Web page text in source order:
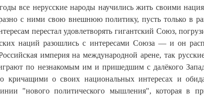
все нерусские народы научились жить своими
с ними свою внешнюю политику, пусть только в
перестал удовлетворять гигантский Союз,
наций разошлись с интересами Союза — и он
империя на международной арене, так
по незнакомым им и пришедшим с далёкого
кричащими о своих национальных интересах и
"нового политического мышления", которая в